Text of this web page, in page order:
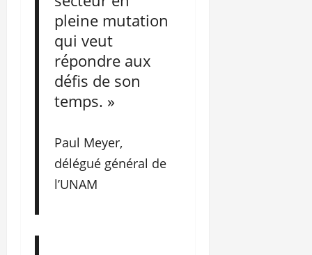
pleine mutation
qui veut
répondre aux
défis de son
temps. »
Paul Meyer,
délégué général de
l’UNAM